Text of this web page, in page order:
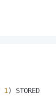
1) STORED